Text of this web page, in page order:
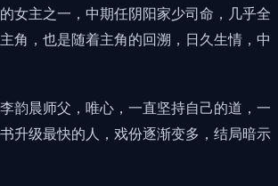
女主之一，中期任阴阳家少司命，几乎全
角，也是随着主角的回溯，日久生情，中
韵晨师父，唯心，一直坚持自己的道，一
升级最快的人，戏份逐渐变多，结局暗示